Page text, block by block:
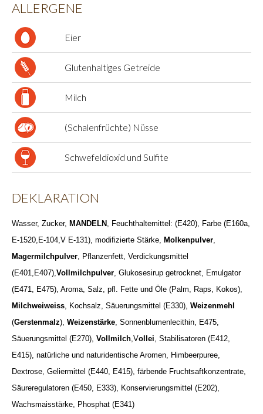
ALLERGENE
Eier
Glutenhaltiges Getreide
Milch
(Schalenfrüchte) Nüsse
Schwefeldioxid und Sulfite
DEKLARATION
Wasser, Zucker, MANDELN , Feuchthaltemittel: (E420), Farbe (E160a,
E-1520,E-104,V E-131), modifizierte Stärke, Molkenpulver,
Magermilchpulver, Pflanzenfett, Verdickungsmittel
(E401,E407),Vollmilchpulver, Glukosesirup getrocknet, Emulgator
(E471, E475), Aroma, Salz, pfl. Fette und Öle (Palm, Raps, Kokos),
Milchweiweiss, Kochsalz, Säuerungsmittel (E330), Weizenmehl
(Gerstenmalz), Weizenstärke, Sonnenblumenlecithin, E475,
Säuerungsmittel (E270), Vollmilch,Vollei, Stabilisatoren (E412,
E415), natürliche und naturidentische Aromen, Himbeerpuree,
Dextrose, Geliermittel (E440, E415), färbende Fruchtsaftkonzentrate,
Säureregulatoren (E450, E333), Konservierungsmittel (E202),
Wachsmaisstärke, Phosphat (E341)